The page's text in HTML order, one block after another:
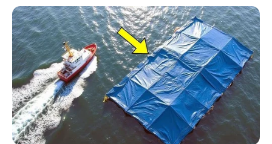
(foto: instagram/wikasalim)
5. Tak dapat dipungkiri, penampilannya memang kekinian
banget